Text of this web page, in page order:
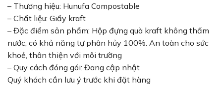
– Thương hiệu: Hunufa Compostable
– Chất liệu: Giấy kraft
– Đặc điểm sản phẩm: Hộp đựng quà kraft không thấm
nước, có khả năng tự phân hủy 100%. An toàn cho sức
khoẻ, thân thiện với môi trường
– Quy cách đóng gói: Đang cập nhật
Quý khách cần lưu ý trước khi đặt hàng